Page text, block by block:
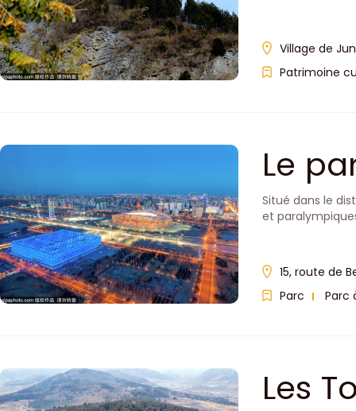
Village de
Patrimoine
Le
Situé dans le
et
15, route de
Parc
Parc
Les